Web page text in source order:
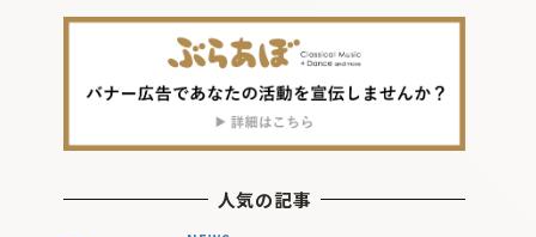
人気の記事